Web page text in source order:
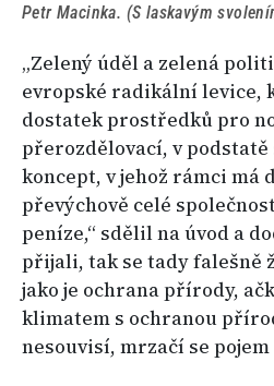
Petr Macinka. (S laskavým
„Zelený úděl a zelená
evropské radikální levice,
dostatek prostředků pro
přerozdělovací, v
koncept, v jehož rámci má
převýchově celé
peníze,“ sdělil na úvod a
přijali, tak se tady falešně
jako je ochrana přírody,
klimatem s ochranou
nesouvisí, mrzačí se